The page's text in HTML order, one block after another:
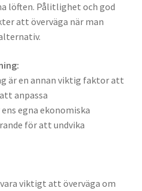
löften. Pålitlighet och god
att överväga när man
är en annan viktig faktor att
anpassa
egna ekonomiska
för att undvika
viktigt att överväga om